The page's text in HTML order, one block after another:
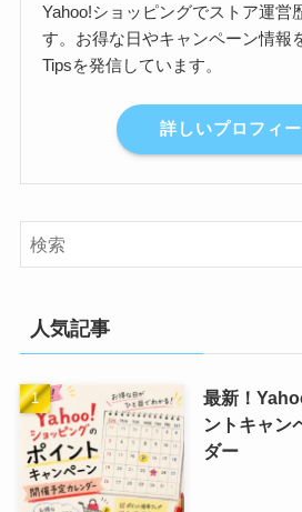
Yahoo!ショッピングでストア運営
す。お得な日やキャンペーン情報
Tipsを発信しています。
詳しいプロフィ
人気記事
最新！
ントキャン
ダー